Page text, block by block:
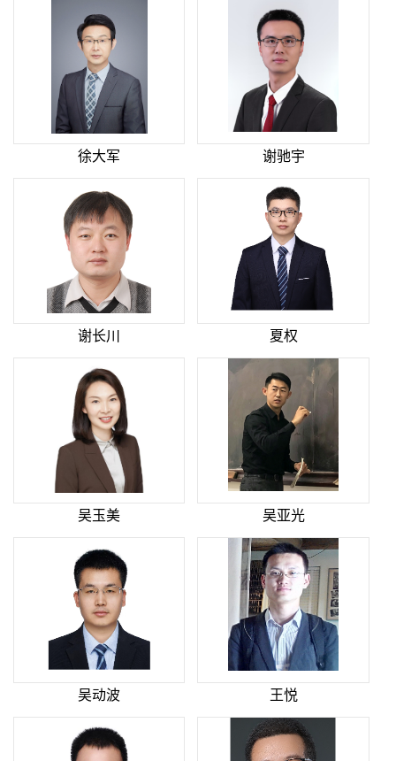
徐大军 谢驰宇
谢长川 夏权
吴玉美 吴亚光
吴动波 王悦